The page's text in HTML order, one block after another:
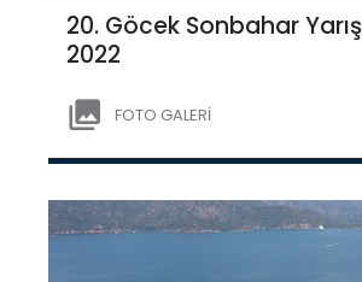
20. Göcek Sonbahar
2022
FOTO GALERİ